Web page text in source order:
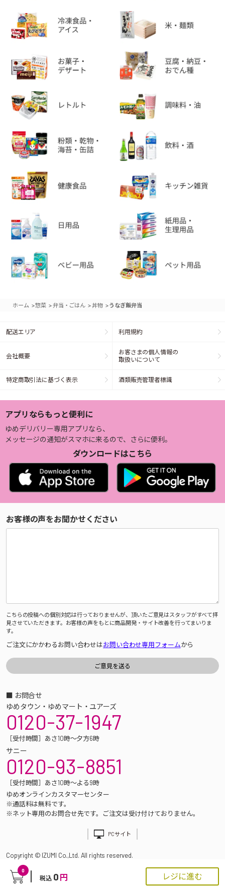
0
税込 0 円 レジに進む
ホーム >惣菜 >弁当・ごはん >丼物 >うなぎ飯弁当
配送エリア 利用規約
会社概要
お客さまの個人情報の
取扱いについて
特定商取引法に基づく表示 酒類販売管理者標識
アプリならもっと便利に
ゆめデリバリー専用アプリなら、
メッセージの通知がスマホに来るので、さらに便利。
ダウンロードはこちら
お客様の声をお聞かせください
こちらの投稿への個別対応は行っておりませんが、頂いたご意見はスタッフがすべて拝
見させていただきます。お客様の声をもとに商品開発・サイト改善を行ってまいりま
す。
ご注文にかかわるお問い合わせはお問い合わせ専用フォームから
■ お問合せ
ゆめタウン・ゆめマート・ユアーズ
0120-37-1947
［受付時間］あさ10時～夕方6時
サニー
0120-93-8851
［受付時間］あさ10時～よる9時
ゆめオンラインカスタマーセンター
※通話料は無料です。
※ネット専用のお問合せ先です。ご注文は受け付けておりません。
PCサイト
Copyright © IZUMI Co.,Ltd. All rights reserved.